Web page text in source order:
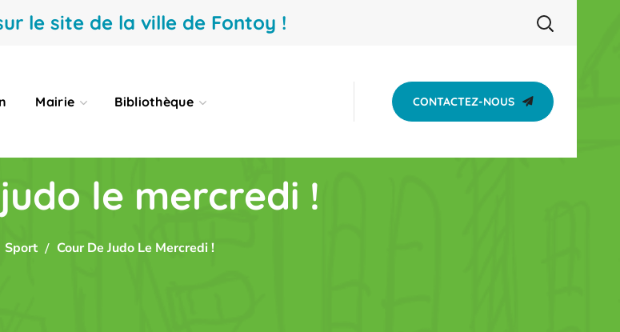
le site de la ville de Fontoy !
Mairie Bibliothèque CONTACTEZ-NOUS
le mercredi !
Sport Cour De Judo Le Mercredi !